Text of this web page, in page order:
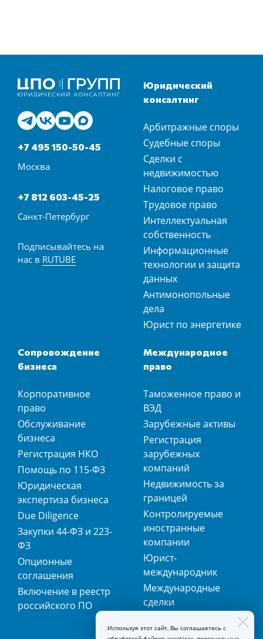
+7 495 150-50-45
Москва
+7 812 603-45-25
Санкт-Петербург
Подписывайтесь на
нас в RUTUBE
Юридический
консалтинг
Арбитражные споры
Судебные споры
Сделки с
недвижимостью
Налоговое право
Трудовое право
Интеллектуальная
собственность
Информационные
технологии и защита
данных
Антимонопольные
дела
Юрист по энергетике
Сопровождение
бизнеса
Корпоративное
право
Обслуживание
бизнеса
Регистрация НКО
Помощь по 115-ФЗ
Юридическая
экспертиза бизнеса
Due Diligence
Закупки 44-ФЗ и 223-
ФЗ
Опционные
соглашения
Включение в реестр
российского ПО
Международное
право
Таможенное право и
ВЭД
Зарубежные активы
Регистрация
зарубежных
компаний
Недвижимость за
границей
Контролируемые
иностранные
компании
Юрист-
международник
Международные
сделки
регистрация
Используя этот сайт, Вы соглашаетесь с